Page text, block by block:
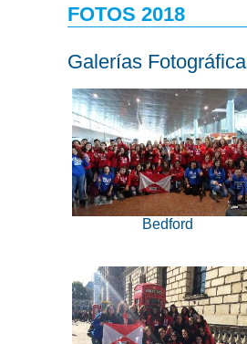
FOTOS 2018
Galerías
Bedford